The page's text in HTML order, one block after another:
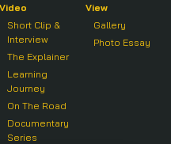
Video
Short Clip &
Interview
The Explainer
Learning
Journey
On The Road
Documentary
Series
View
Gallery
Photo Essay